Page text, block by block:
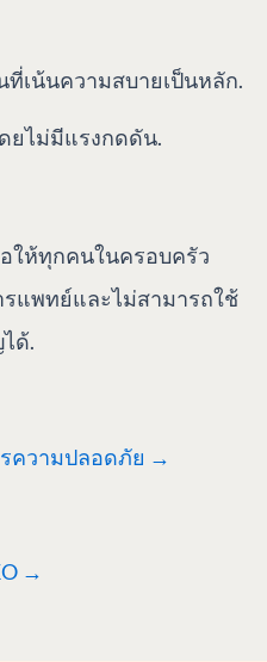
ที่เน้นความสบายเป็นหลัก.
ยไม่มีแรงกดดัน.
ให้ทุกคนในครอบครัว
แพทย์และไม่สามารถใช้
ด้.
ความปลอดภัย →
→